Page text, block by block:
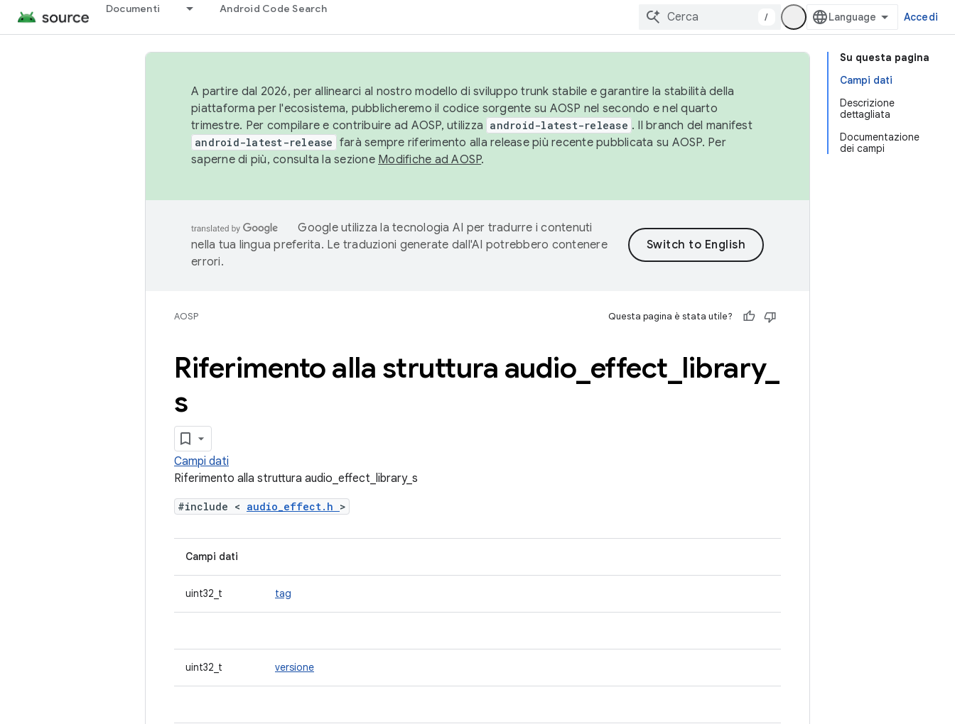
Documenti Android Code Search
/ Accedi
Su questa pagina
Campi dati
Descrizione
dettagliata
Documentazione
dei campi
A partire dal 2026, per allinearci al nostro modello di sviluppo trunk stabile e garantire la stabilità della
piattaforma per l'ecosistema, pubblicheremo il codice sorgente su AOSP nel secondo e nel quarto
trimestre. Per compilare e contribuire ad AOSP, utilizza android-latest-release . Il branch del manifest
android-latest-release farà sempre riferimento alla release più recente pubblicata su AOSP. Per
saperne di più, consulta la sezione Modifiche ad AOSP.
Google utilizza la tecnologia AI per tradurre i contenuti
nella tua lingua preferita. Le traduzioni generate dall'AI potrebbero contenere
errori.
AOSP Questa pagina è stata utile?
Riferimento alla struttura audio effect library_
s
Campi dati
Riferimento alla struttura audio_effect_library_s
#include < audio_effect.h >
Campi dati
uint32_t tag
uint32_t versione